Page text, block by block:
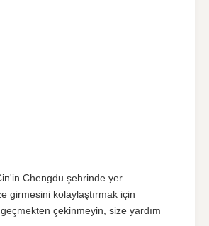
Chengdu şehrinde yer
girmesini kolaylaştırmak için
çekinmeyin, size yardım